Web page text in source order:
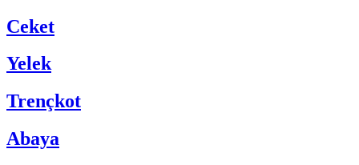
Ceket
Yelek
Trençkot
Abaya